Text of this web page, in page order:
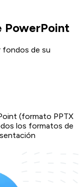
PowerPoint
fondos de su
(formato PPTX
los formatos de